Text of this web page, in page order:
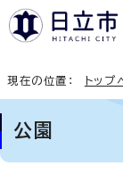
現在の位置： トップ
公園